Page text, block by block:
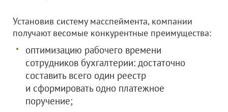
Установив систему масспеймента, компании
получают весомые конкурентные преимущества:
оптимизацию рабочего времени
сотрудников бухгалтерии: достаточно
составить всего один реестр
и сформировать одно платежное
поручение;